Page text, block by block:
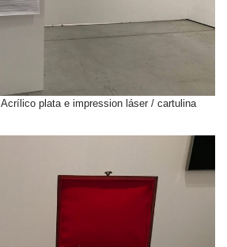
Acrílico plata e impression láser / cartulina